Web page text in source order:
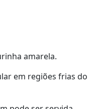
amarela.
em regiões frias do